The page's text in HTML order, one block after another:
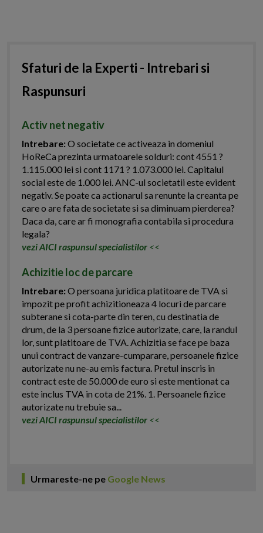
Sfaturi de la Experti - Intrebari si
Raspunsuri
Activ net negativ
Intrebare:O societate ce activeaza in domeniul
HoReCa prezinta urmatoarele solduri: cont 4551 ?
1.115.000 lei si cont 1171 ? 1.073.000 lei. Capitalul
social este de 1.000 lei. ANC-ul societatii este evident
negativ. Se poate ca actionarul sa renunte la creanta pe
care o are fata de societate si sa diminuam pierderea?
Daca da, care ar fi monografia contabila si procedura
legala?
vezi AICI raspunsul specialistilor <<
Achizitie loc de parcare
Intrebare:O persoana juridica platitoare de TVA si
impozit pe profit achizitioneaza 4 locuri de parcare
subterane si cota-parte din teren, cu destinatia de
drum, de la 3 persoane fizice autorizate, care, la randul
lor, sunt platitoare de TVA. Achizitia se face pe baza
unui contract de vanzare-cumparare, persoanele fizice
autorizate nu ne-au emis factura. Pretul inscris in
contract este de 50.000 de euro si este mentionat ca
este inclus TVA in cota de 21%. 1. Persoanele fizice
autorizate nu trebuie sa...
vezi AICI raspunsul specialistilor <<
Urmareste-ne pe Google News